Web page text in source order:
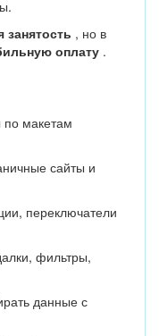
занятость , но в
оплату .
по макетам
сайты и
переключатели
фильтры,
данные с